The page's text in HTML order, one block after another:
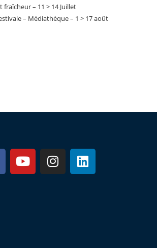
fraîcheur – 11 > 14 Juillet
– Médiathèque – 1 > 17 août